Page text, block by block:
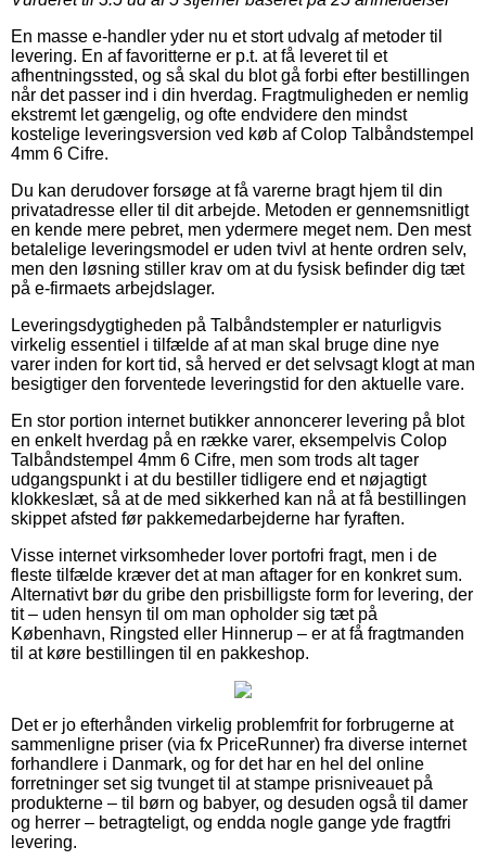
En masse e-handler yder nu et stort udvalg af metoder til
levering. En af favoritterne er p.t. at få leveret til et
afhentningssted, og så skal du blot gå forbi efter bestillingen
når det passer ind i din hverdag. Fragtmuligheden er nemlig
ekstremt let gængelig, og ofte endvidere den mindst
kostelige leveringsversion ved køb af Colop Talbåndstempel
4mm 6 Cifre.
Du kan derudover forsøge at få varerne bragt hjem til din
privatadresse eller til dit arbejde. Metoden er gennemsnitligt
en kende mere pebret, men ydermere meget nem. Den mest
betalelige leveringsmodel er uden tvivl at hente ordren selv,
men den løsning stiller krav om at du fysisk befinder dig tæt
på e-firmaets arbejdslager.
Leveringsdygtigheden på Talbåndstempler er naturligvis
virkelig essentiel i tilfælde af at man skal bruge dine nye
varer inden for kort tid, så herved er det selvsagt klogt at man
besigtiger den forventede leveringstid for den aktuelle vare.
En stor portion internet butikker annoncerer levering på blot
en enkelt hverdag på en række varer, eksempelvis Colop
Talbåndstempel 4mm 6 Cifre, men som trods alt tager
udgangspunkt i at du bestiller tidligere end et nøjagtigt
klokkeslæt, så at de med sikkerhed kan nå at få bestillingen
skippet afsted før pakkemedarbejderne har fyraften.
Visse internet virksomheder lover portofri fragt, men i de
fleste tilfælde kræver det at man aftager for en konkret sum.
Alternativt bør du gribe den prisbilligste form for levering, der
tit – uden hensyn til om man opholder sig tæt på
København, Ringsted eller Hinnerup – er at få fragtmanden
til at køre bestillingen til en pakkeshop.
Det er jo efterhånden virkelig problemfrit for forbrugerne at
sammenligne priser (via fx PriceRunner) fra diverse internet
forhandlere i Danmark, og for det har en hel del online
forretninger set sig tvunget til at stampe prisniveauet på
produkterne – til børn og babyer, og desuden også til damer
og herrer – betragteligt, og endda nogle gange yde fragtfri
levering.